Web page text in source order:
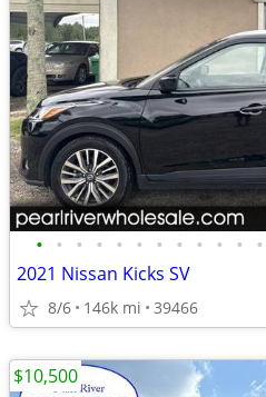
• • • • • • • • • • • •
2021 Nissan Kicks SV
8/6 146k mi 39466
$10,500